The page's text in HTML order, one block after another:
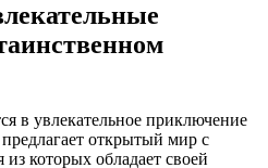
в увлекательное приключение
открытый мир с
которых обладает своей